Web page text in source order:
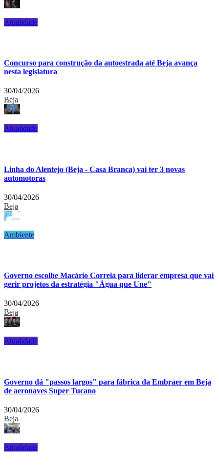
Atualidade
Concurso para construção da autoestrada até Beja avança
nesta legislatura
30/04/2026
Beja
Atualidade
Linha do Alentejo (Beja - Casa Branca) vai ter 3 novas
automotoras
30/04/2026
Beja
Ambiente
Governo escolhe Macário Correia para liderar empresa que vai
gerir projetos da estratégia "Água que Une"
30/04/2026
Beja
Atualidade
Governo dá "passos largos" para fábrica da Embraer em Beja
de aeronaves Super Tucano
30/04/2026
Beja
Atualidade